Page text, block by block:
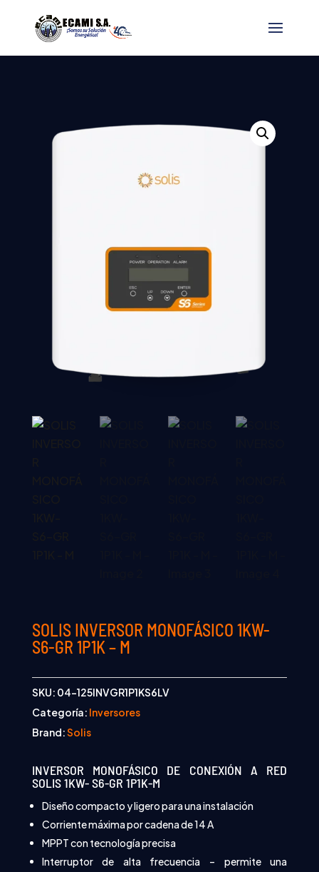
SOLIS INVERSOR MONOFÁSICO 1KW-
S6-GR 1P1K – M
SKU: 04-125INVGR1P1KS6LV
Categoría: Inversores
Brand:Solis
INVERSOR MONOFÁSICO DE CONEXIÓN A RED
SOLIS 1KW- S6-GR 1P1K-M
Diseño compacto y ligero para una instalación
Corriente máxima por cadena de 14 A
MPPT con tecnología precisa
Interruptor de alta frecuencia – permite una